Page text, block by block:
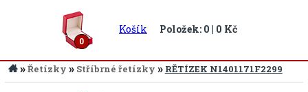
0
Košík Položek: 0 | 0 Kč
»Řetízky » Stříbrné řetízky » RĚTÍZEK N1401171F2299